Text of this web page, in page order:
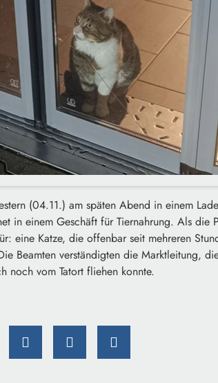
(04.11.) am späten Abend in einem
in einem Geschäft für Tiernahrung. Als die
eine Katze, die offenbar seit mehreren
Beamten verständigten die Marktleitung,
noch vom Tatort fliehen konnte.